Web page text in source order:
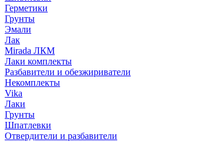
Герметики
Грунты
Эмали
Лак
Mirada ЛКМ
Лаки комплекты
Разбавители и обезжириватели
Некомплекты
Vika
Лаки
Грунты
Шпатлевки
Отвердители и разбавители